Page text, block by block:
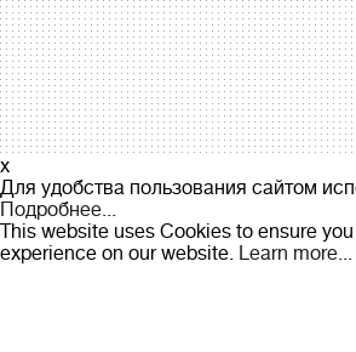
x
Для удобства пользования сайтом
Подробнее...
This website uses Cookies to ensure
experience on our website. Learn more...